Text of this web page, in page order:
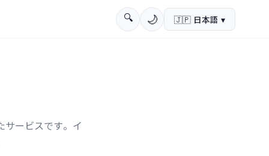
🔍 🌙 🇯🇵 日本語 ▾
サービスです。イ